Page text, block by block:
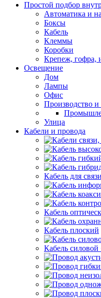
Простой подбор
Автоматика и
Боксы
Кабель
Клеммы
Коробки
Крепеж, гофра,
Освещение
Дом
Лампы
Офис
Производство и
Улица
Кабели и провода
Кабель для
Кабель
Кабель плоский
Кабель